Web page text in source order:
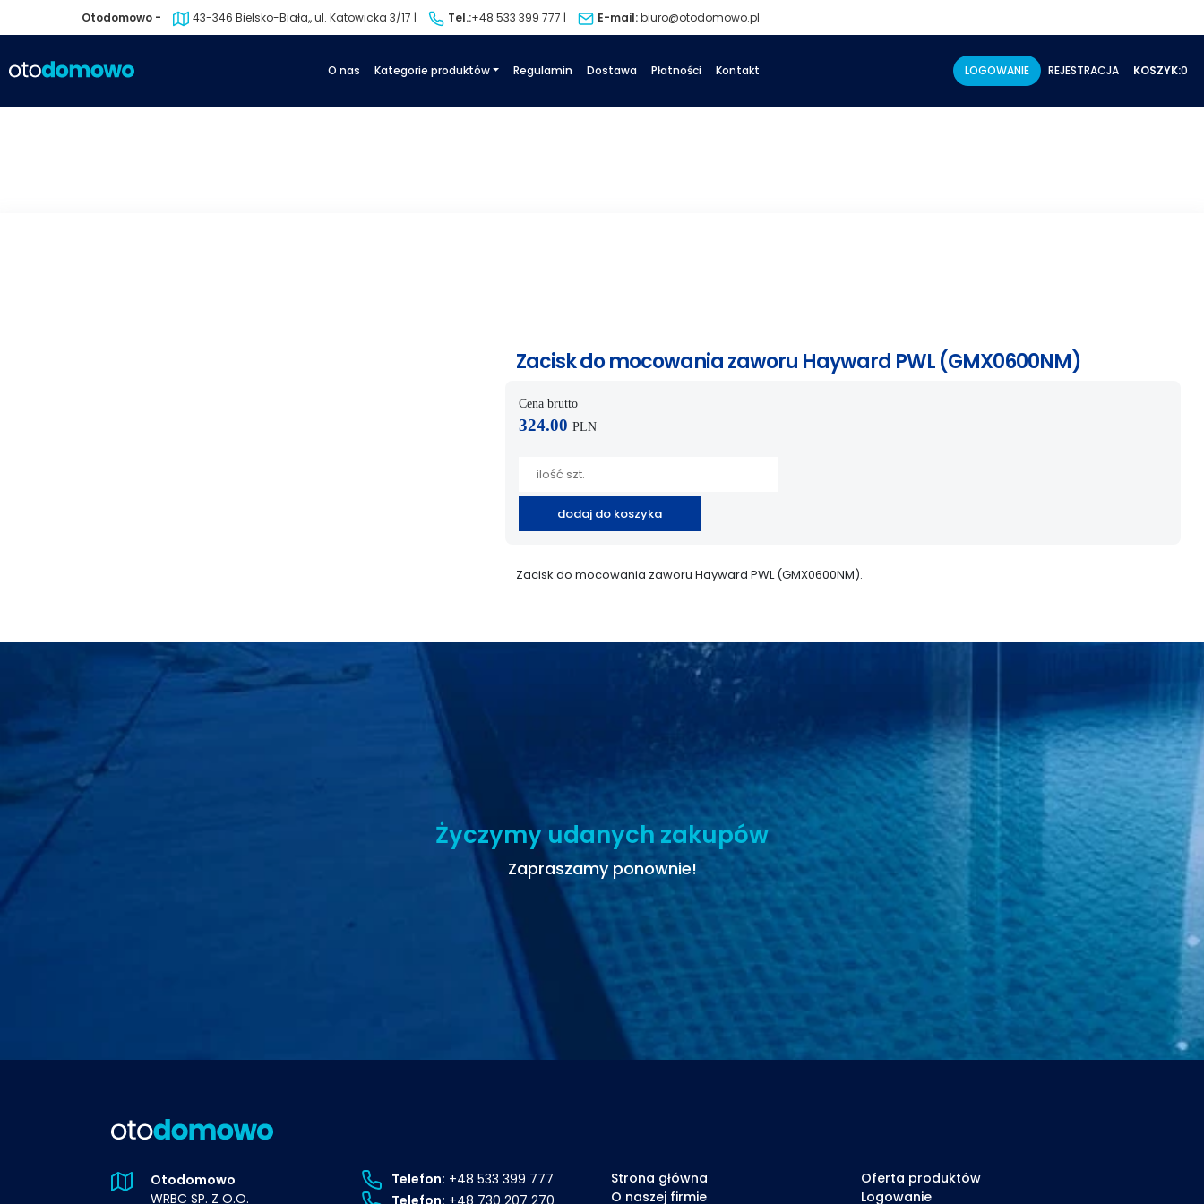
Otodomowo - 43-346 Bielsko-Biała,, ul. Katowicka 3/17 | Tel.:+48 533 399 777 | E-mail:biuro@otodomowo.pl
O nas Kategorie produktów Regulamin Dostawa Płatności Kontakt LOGOWANIE REJESTRACJA KOSZYK:0
Zacisk do mocowania zaworu Hayward PWL (GMX0600NM)
Cena brutto
324.00PLN
dodaj do koszyka
Zacisk do mocowania zaworu Hayward PWL (GMX0600NM).
Życzymy udanych zakupów
Zapraszamy ponownie!
Otodomowo
WRBC SP. Z O.O.
Telefon: +48 533 399 777
Telefon: +48 730 207 270
Strona główna
O naszej firmie
Oferta produktów
Logowanie